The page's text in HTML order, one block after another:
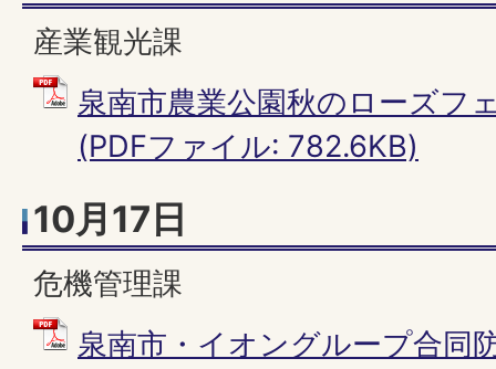
産業観光課
泉南市農業公園秋のローズフ
(PDFファイル: 782.6KB)
10月17日
危機管理課
泉南市・イオングループ合同